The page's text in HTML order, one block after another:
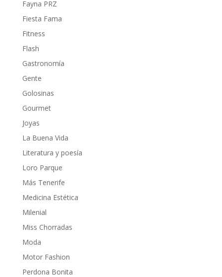
Fayna PRZ
Fiesta Fama
Fitness
Flash
Gastronomía
Gente
Golosinas
Gourmet
Joyas
La Buena Vida
Literatura y poesía
Loro Parque
Más Tenerife
Medicina Estética
Milenial
Miss Chorradas
Moda
Motor Fashion
Perdona Bonita